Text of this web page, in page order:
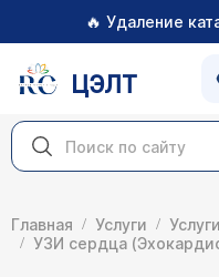
🔥 Удаление
ЦЭЛТ
Главная Услуги
УЗИ сердца